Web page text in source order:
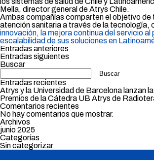
Mella, director general de Atrys Chile.
Ambas compañías comparten el objetivo de
atención sanitaria a través de la tecnología,
innovación, la mejora continua del servicio al
escalabilidad de sus soluciones en
Navegación
de
entradas
Entradas anteriores
Entradas siguientes
Buscar
Buscar
Entradas recientes
Atrys y la Universidad de Barcelona lanzan
Premios de la Cátedra UB Atrys de
Comentarios recientes
No hay comentarios que mostrar.
Archivos
junio 2025
Categorías
Sin categorizar